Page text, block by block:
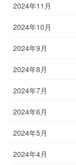
2024年11月
2024年10月
2024年9月
2024年8月
2024年7月
2024年6月
2024年5月
2024年4月